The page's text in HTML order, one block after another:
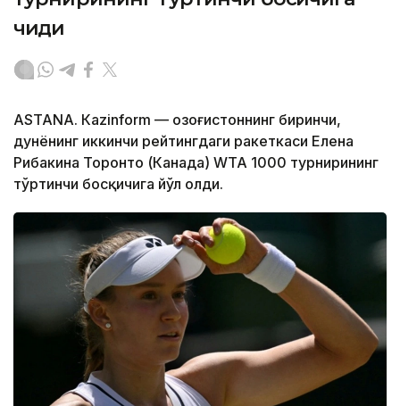
чиқди
ASTANА. Кazinform — Қозоғистоннинг биринчи,
дунёнинг иккинчи рейтингдаги ракеткаси Елена
Рибакина Торонто (Канада) WТА 1000 турнирининг
тўртинчи босқичига йўл олди.